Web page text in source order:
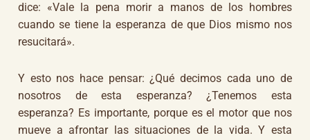
dice: «Vale la pena morir a manos de los hombres
cuando se tiene la esperanza de que Dios mismo nos
resucitará».
Y esto nos hace pensar: ¿Qué decimos cada uno de
nosotros de esta esperanza? ¿Tenemos esta
esperanza? Es importante, porque es el motor que nos
mueve a afrontar las situaciones de la vida. Y esta